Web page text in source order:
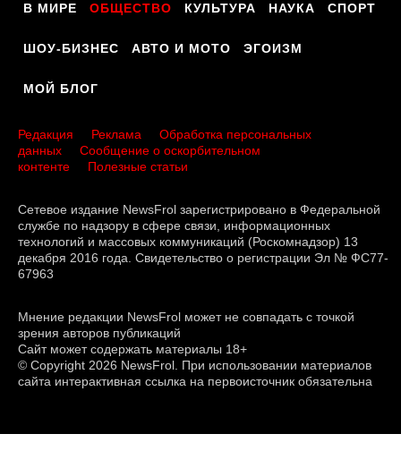
В МИРЕ ОБЩЕСТВО КУЛЬТУРА НАУКА СПОРТ
ШОУ-БИЗНЕС АВТО И МОТО ЭГОИЗМ
МОЙ БЛОГ
Редакция Реклама
Обработка персональных
данных
Сообщение о оскорбительном
контенте
Полезные статьи
Сетевое издание NewsFrol зарегистрировано в Федеральной
службе по надзору в сфере связи, информационных
технологий и массовых коммуникаций (Роскомнадзор) 13
декабря 2016 года. Свидетельство о регистрации Эл № ФС77-
67963
Мнение редакции NewsFrol может не совпадать с точкой
зрения авторов публикаций
Сайт может содержать материалы 18+
© Copyright 2026 NewsFrol. При использовании материалов
сайта интерактивная ссылка на первоисточник обязательна